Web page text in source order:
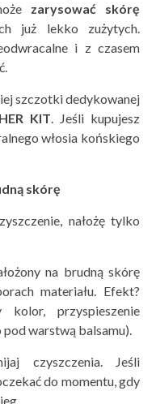
zarysować skórę
już lekko zużytych.
i z czasem
szczotki dedykowanej
KIT. Jeśli kupujesz
włosia końskiego
skórę
nałożę tylko
na brudną skórę
materiału. Efekt?
kolor, przyspieszenie
warstwą balsamu).
czyszczenia. Jeśli
do momentu, gdy